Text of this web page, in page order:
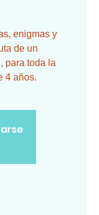
enigmas y
de un
para toda la
4 años.